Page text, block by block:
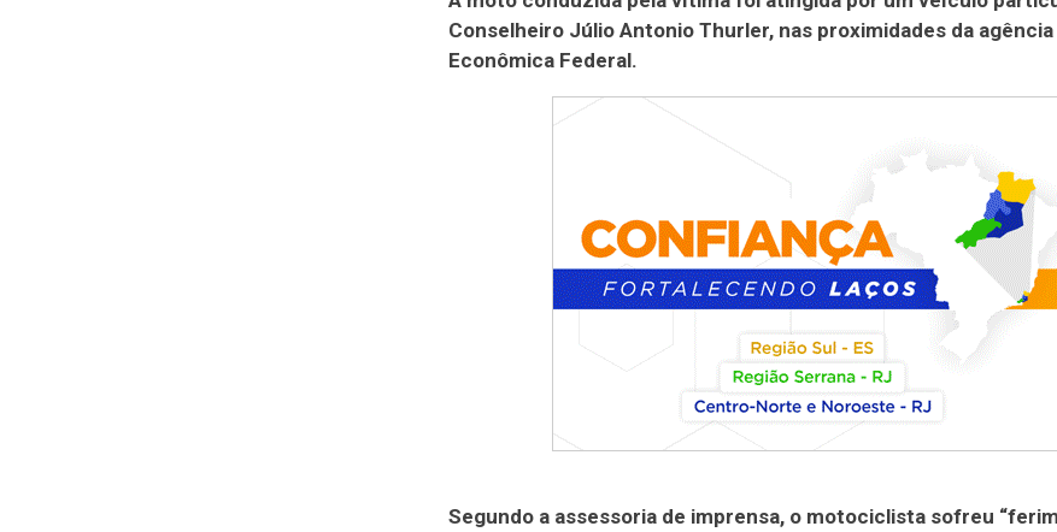
Conselheiro Júlio Antonio Thurler, nas proximidades da agência
Econômica Federal.
Segundo a assessoria de imprensa, o motociclista sofreu